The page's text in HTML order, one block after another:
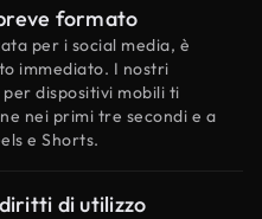
formato
per i social media, è
immediato. I nostri
dispositivi mobili ti
nei primi tre secondi e a
e Shorts.
di utilizzo